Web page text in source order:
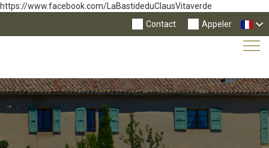
https://www.facebook.com/LaBastideduClausVitaverde
Appeler
Contact